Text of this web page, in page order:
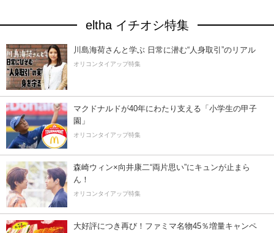
eltha イチオシ特集
川島海荷さんと学ぶ 日常に潜む“人身取引”のリアル
オリコンタイアップ特集
マクドナルドが40年にわたり支える「小学生の甲子
園」
オリコンタイアップ特集
森崎ウィン×向井康二“両片思い”にキュンが止まら
ん！
オリコンタイアップ特集
大好評につき再び！ファミマ名物45％増量キャンペ